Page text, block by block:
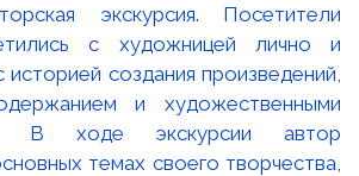
экскурсия. Посетители
с художницей лично и
историей создания произведений,
и художественными
В ходе экскурсии автор
темах своего творчества,